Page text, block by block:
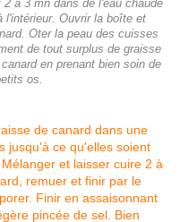
à 3 mn dans de l'eau chaude
l'intérieur. Ouvrir la boîte et
Oter la peau des cuisses
de tout surplus de graisse
en prenant bien soin de
os.